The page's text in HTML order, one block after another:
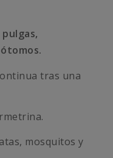
tras una
mosquitos y